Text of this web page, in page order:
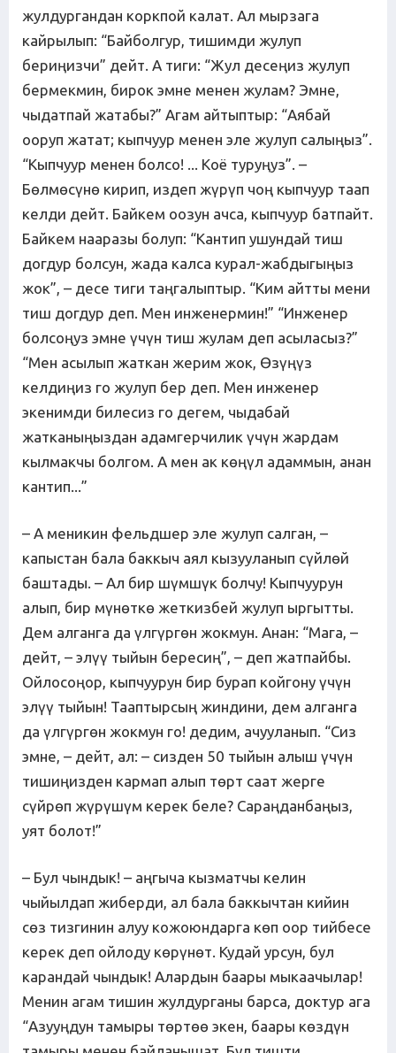
жулдургандан коркпой калат. Ал мырзага
кайрылып: “Байболгур, тишимди жулуп
бериңизчи” дейт. А тиги: “Жул десеңиз жулуп
бермекмин, бирок эмне менен жулам? Эмне,
чыдатпай жатабы?” Агам айтыптыр: “Аябай
ооруп жатат; кыпчуур менен эле жулуп салыңыз”.
“Кыпчуур менен болсо! ... Коё туруңуз”. –
Бөлмөсүнө кирип, издеп жүрүп чоң кыпчуур таап
келди дейт. Байкем оозун ачса, кыпчуур батпайт.
Байкем нааразы болуп: “Кантип ушундай тиш
догдур болсун, жада калса курал-жабдыгыңыз
жок”, – десе тиги таңгалыптыр. “Ким айтты мени
тиш догдур деп. Мен инженермин!” “Инженер
болсоңуз эмне үчүн тиш жулам деп асыласыз?”
“Мен асылып жаткан жерим жок, Өзүңүз
келдиңиз го жулуп бер деп. Мен инженер
экенимди билесиз го дегем, чыдабай
жатканыңыздан адамгерчилик үчүн жардам
кылмакчы болгом. А мен ак көңүл адаммын, анан
кантип...”
– А меникин фельдшер эле жулуп салган, –
капыстан бала баккыч аял кызууланып сүйлөй
баштады. – Ал бир шүмшүк болчу! Кыпчуурун
алып, бир мүнөткө жеткизбей жулуп ыргытты.
Дем алганга да үлгүргөн жокмун. Анан: “Мага, –
дейт, – элүү тыйын бересиң”, – деп жатпайбы.
Ойлосоңор, кыпчуурун бир бурап койгону үчүн
элүү тыйын! Тааптырсың жиндини, дем алганга
да үлгүргөн жокмун го! дедим, ачууланып. “Сиз
эмне, – дейт, ал: – сизден 50 тыйын алыш үчүн
тишиңизден кармап алып төрт саат жерге
сүйрөп жүрүшүм керек беле? Сараңданбаңыз,
уят болот!”
– Бул чындык! – аңгыча кызматчы келин
чыйылдап жиберди, ал бала баккычтан кийин
сөз тизгинин алуу кожоюндарга көп оор тийбесе
керек деп ойлоду көрүнөт. Кудай урсун, бул
карандай чындык! Алардын баары мыкаачылар!
Менин агам тишин жулдурганы барса, доктур ага
“Азууңдун тамыры төртөө экен, баары көздүн